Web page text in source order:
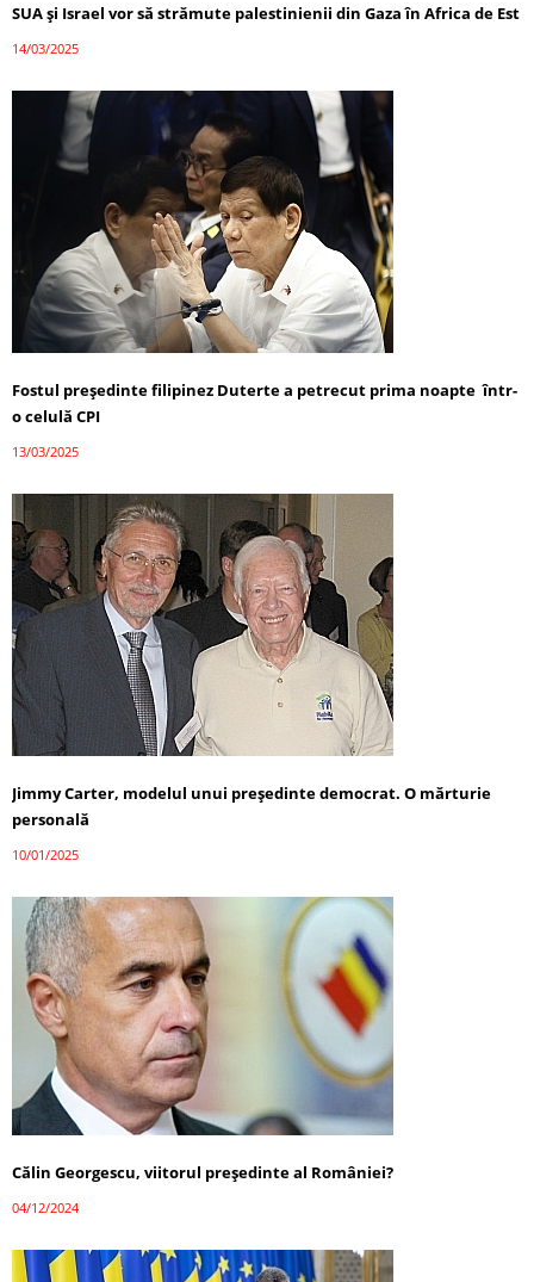
SUA și Israel vor să strămute palestinienii din Gaza în Africa de Est
14/03/2025
Fostul președinte filipinez Duterte a petrecut prima noapte într-
o celulă CPI
13/03/2025
Jimmy Carter, modelul unui președinte democrat. O mărturie
personală
10/01/2025
Călin Georgescu, viitorul președinte al României?
04/12/2024